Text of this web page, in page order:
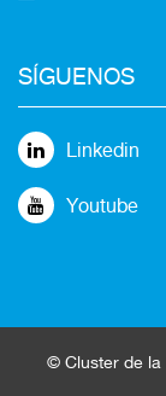
SÍGUENOS
Linkedin
Youtube
© Clusterde la